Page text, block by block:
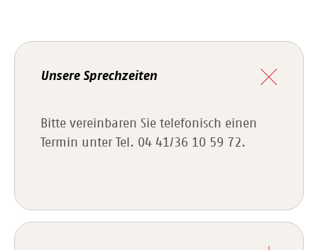
Unsere Sprechzeiten
Bitte vereinbaren Sie telefonisch einen
Termin unter Tel. 04 41/36 10 59 72.